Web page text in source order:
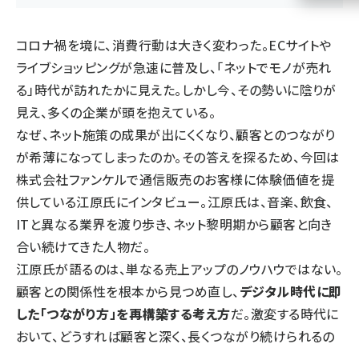
コロナ禍を境に、消費行動は大きく変わった。ECサイトや
ライブショッピングが急速に普及し、「ネットでモノが売れ
る」時代が訪れたかに見えた。しかし今、その勢いに陰りが
見え、多くの企業が頭を抱えている。
なぜ、ネット施策の成果が出にくくなり、顧客とのつながり
が希薄になってしまったのか。その答えを探るため、今回は
株式会社ファンケルで通信販売のお客様に体験価値を提
供している江原氏にインタビュー。江原氏は、音楽、飲食、
ITと異なる業界を渡り歩き、ネット黎明期から顧客と向き
合い続けてきた人物だ。
江原氏が語るのは、単なる売上アップのノウハウではない。
顧客との関係性を根本から見つめ直し、デジタル時代に即
した「つながり方」を再構築する考え方だ。激変する時代に
おいて、どうすれば顧客と深く、長くつながり続けられるの